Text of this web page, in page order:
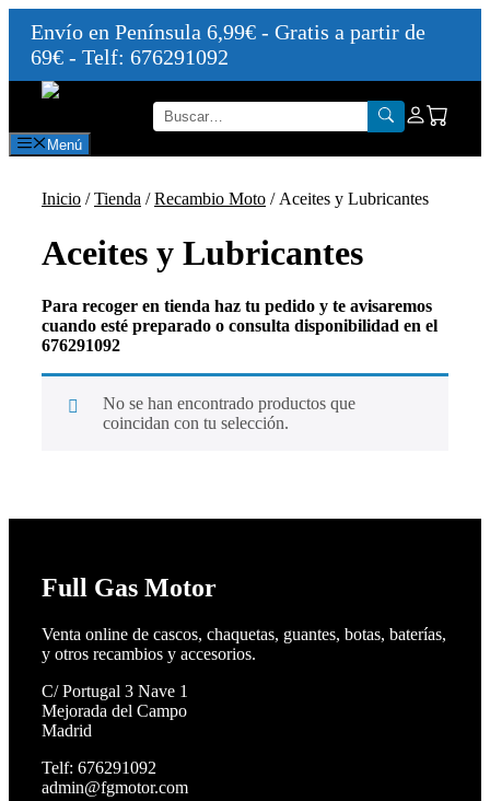
Envío en Península 6,99€ - Gratis a partir de
69€ - Telf: 676291092
Saltar
contenido
Menú
Inicio /Tienda /Recambio Moto / Aceites y Lubricantes
Aceites y Lubricantes
Para recoger en tienda haz tu pedido y te avisaremos
cuando esté preparado o consulta disponibilidad en el
676291092
No se han encontrado productos que
coincidan con tu selección.
Full Gas Motor
Venta online de cascos, chaquetas, guantes, botas, baterías,
y otros recambios y accesorios.
C/ Portugal 3 Nave 1
Mejorada del Campo
Madrid
Telf: 676291092
admin@fgmotor.com